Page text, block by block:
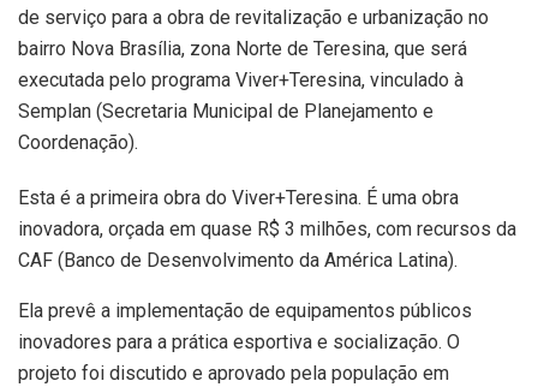
de serviço para a obra de revitalização e urbanização no
bairro Nova Brasília, zona Norte de Teresina, que será
executada pelo programa Viver+Teresina, vinculado à
Semplan (Secretaria Municipal de Planejamento e
Coordenação).
Esta é a primeira obra do Viver+Teresina. É uma obra
inovadora, orçada em quase R$ 3 milhões, com recursos da
CAF (Banco de Desenvolvimento da América Latina).
Ela prevê a implementação de equipamentos públicos
inovadores para a prática esportiva e socialização. O
projeto foi discutido e aprovado pela população em